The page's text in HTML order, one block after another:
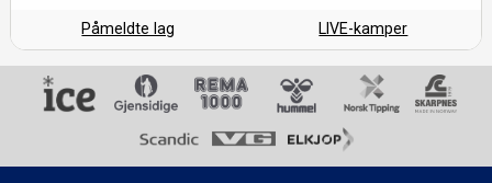
Påmeldte lag LIVE-kamper